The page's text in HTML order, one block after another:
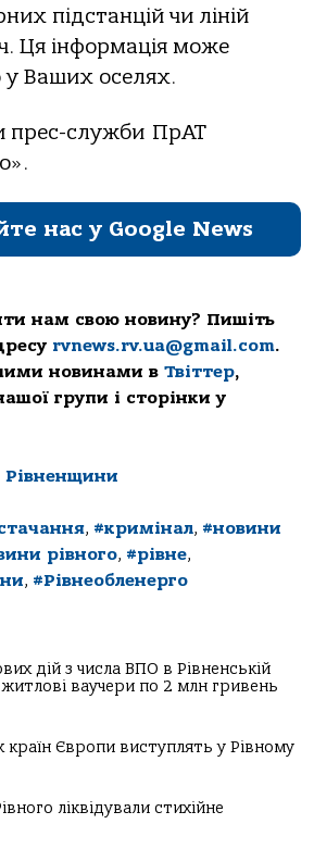
підстанцій чи ліній
Ця інформація може
у Ваших оселях.
прес-служби ПрАТ
нас у Google News
нам свою новину? Пишіть
rvnews.rv.ua@gmail.com.
новинами в Твіттер,
групи і сторінки у
, #кримінал, #новини
рівного, #рівне,
, #Рівнеобленерго
дій з числа ВПО в Рівненській
ваучери по 2 млн гривень
країн Європи виступлять у Рівному
ліквідували стихійне